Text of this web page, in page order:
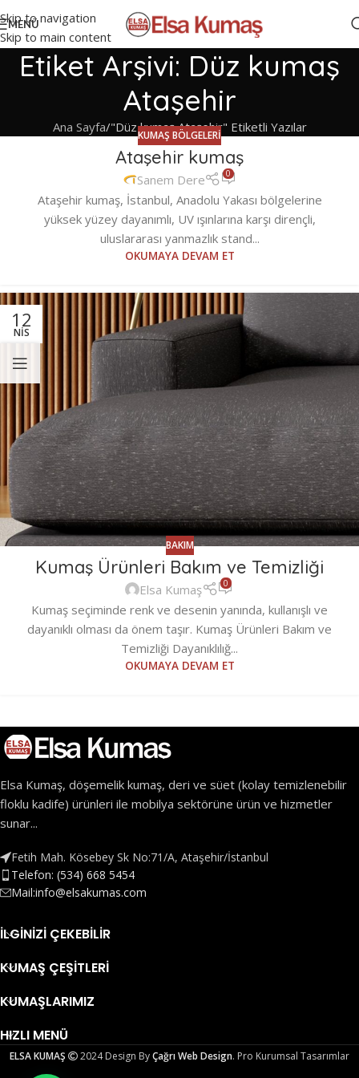
Skip to navigation
Skip to main content
MENÜ
Etiket Arşivi: Düz kumaş
Ataşehir
Ana Sayfa "Düz kumaş Ataşehir" Etiketli Yazılar
KUMAŞ BÖLGELERI
Ataşehir kumaş
Sanem Dere 0
Ataşehir kumaş, İstanbul, Anadolu Yakası bölgelerine
yüksek yüzey dayanımlı, UV ışınlarına karşı dirençli,
uluslararası yanmazlık stand...
OKUMAYA DEVAM ET
12
NIS
BAKIM
Kumaş Ürünleri Bakım ve Temizliği
Elsa Kumaş 0
Kumaş seçiminde renk ve desenin yanında, kullanışlı ve
dayanıklı olması da önem taşır. Kumaş Ürünleri Bakım ve
Temizliği Dayanıklılığ...
OKUMAYA DEVAM ET
Elsa Kumaş, döşemelik kumaş, deri ve süet (kolay temizlenebilir
floklu kadife) ürünleri ile mobilya sektörüne ürün ve hizmetler
sunar...
Fetih Mah. Kösebey Sk No:71/A, Ataşehir/İstanbul
Telefon: (534) 668 5454
Mail:info@elsakumas.com
İLGINIZI ÇEKEBILIR
KUMAŞ ÇEŞITLERI
KUMAŞLARIMIZ
HIZLI MENÜ
ELSA KUMAŞ 2024 Design ByÇağrı Web Design. Pro Kurumsal Tasarımlar